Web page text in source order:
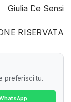
Giulia De Sensi
RISERVATA
preferisci tu.